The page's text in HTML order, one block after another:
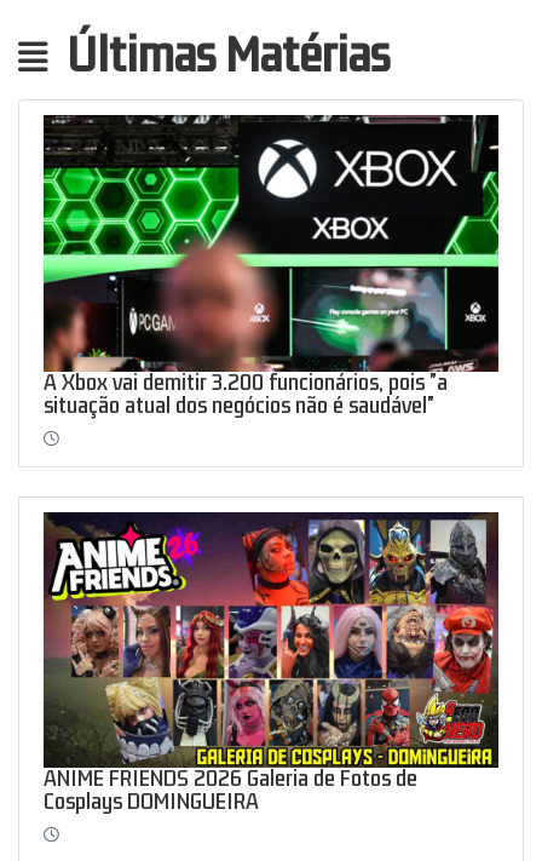
Últimas Matérias
A Xbox vai demitir 3.200 funcionários, pois "a
situação atual dos negócios não é saudável"
ANIME FRIENDS 2026 Galeria de Fotos de
Cosplays DOMINGUEIRA